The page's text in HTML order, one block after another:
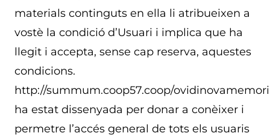
materials continguts en ella li atribueixen a
vostè la condició d’Usuari i implica que ha
llegit i accepta, sense cap reserva, aquestes
condicions.
http://summum.coop57.coop/
ha estat dissenyada per donar a conèixer i
permetre l’accés general de tots els usuaris